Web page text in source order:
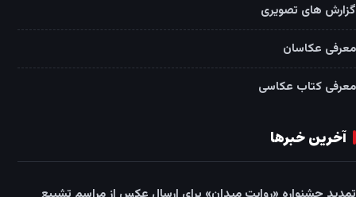
گزارش های تصویری
معرفی عکاسان
معرفی کتاب عکاسی
آخرین خبرها